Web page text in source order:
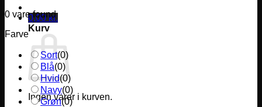
0,00 kr.
Kurv
Ingen varer i kurven.
0 vare found
Farve
Sort(0)
Blå(0)
Hvid(0)
Navy(0)
Grøn(0)